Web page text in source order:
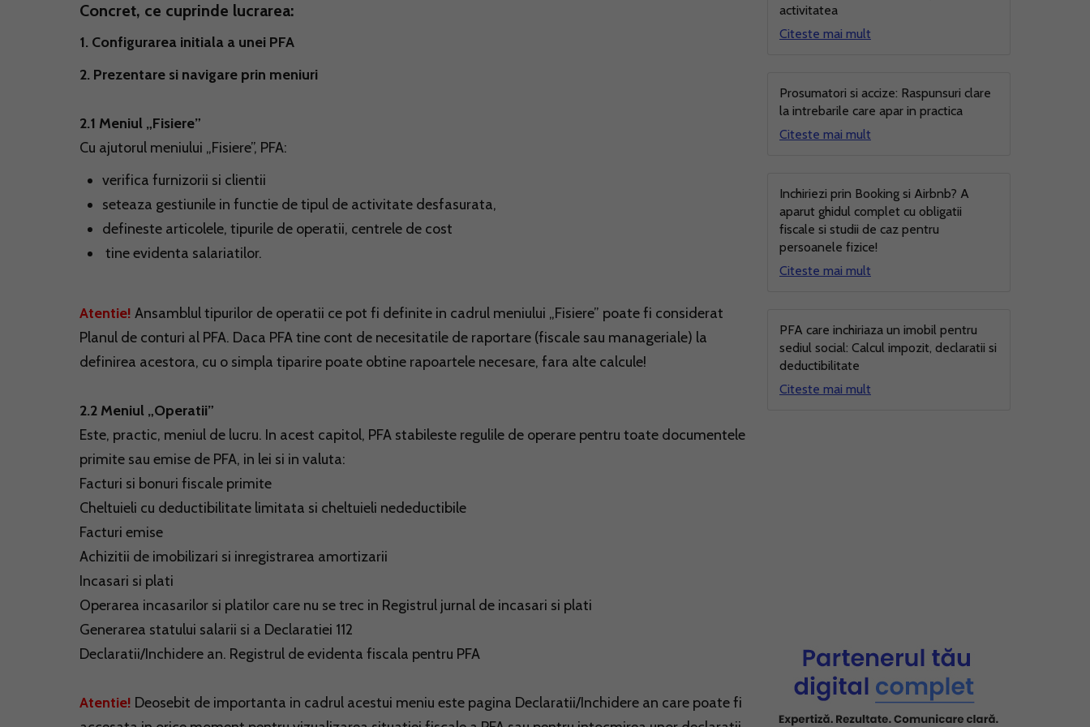
Concret, ce cuprinde lucrarea:
1. Configurarea initiala a unei PFA
2. Prezentare si navigare prin meniuri
2.1 Meniul „Fisiere”
Cu ajutorul meniului „Fisiere”, PFA:
verifica furnizorii si clientii
seteaza gestiunile in functie de tipul de activitate desfasurata,
defineste articolele, tipurile de operatii, centrele de cost
tine evidenta salariatilor.
Atentie! Ansamblul tipurilor de operatii ce pot fi definite in cadrul meniului „Fisiere” poate fi considerat
Planul de conturi al PFA. Daca PFA tine cont de necesitatile de raportare (fiscale sau manageriale) la
definirea acestora, cu o simpla tiparire poate obtine rapoartele necesare, fara alte calcule!
2.2 Meniul „Operatii”
Este, practic, meniul de lucru. In acest capitol, PFA stabileste regulile de operare pentru toate documentele
primite sau emise de PFA, in lei si in valuta:
Facturi si bonuri fiscale primite
Cheltuieli cu deductibilitate limitata si cheltuieli nedeductibile
Facturi emise
Achizitii de imobilizari si inregistrarea amortizarii
Incasari si plati
Operarea incasarilor si platilor care nu se trec in Registrul jurnal de incasari si plati
Generarea statului salarii si a Declaratiei 112
Declaratii/Inchidere an. Registrul de evidenta fiscala pentru PFA
Atentie! Deosebit de importanta in cadrul acestui meniu este pagina Declaratii/Inchidere an care poate fi
activitatea
Citeste mai mult
Prosumatori si accize: Raspunsuri clare
la intrebarile care apar in practica
Citeste mai mult
Inchiriezi prin Booking si Airbnb? A
aparut ghidul complet cu obligatii
fiscale si studii de caz pentru
persoanele fizice!
Citeste mai mult
PFA care inchiriaza un imobil pentru
sediul social: Calcul impozit, declaratii si
deductibilitate
Citeste mai mult